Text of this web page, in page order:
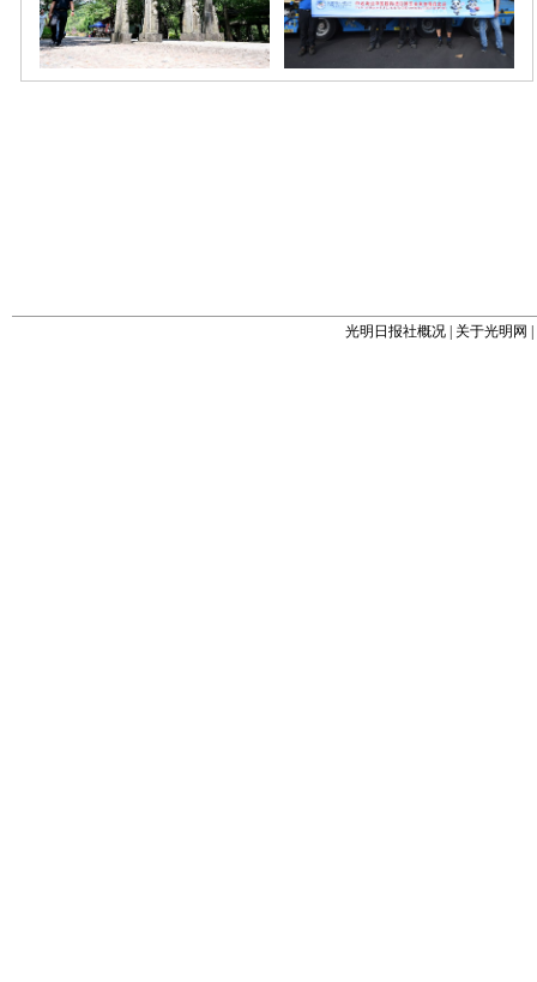
光明日报社概况 关于光明网